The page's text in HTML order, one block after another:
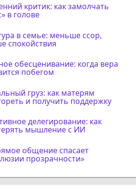
критик: как замолчать
в голове
в семье: меньше ссор,
спокойствия
обесценивание: когда вера
побегом
груз: как матерям
и получить поддержку
делегирование: как
мышление с ИИ
общение спасает
прозрачности»